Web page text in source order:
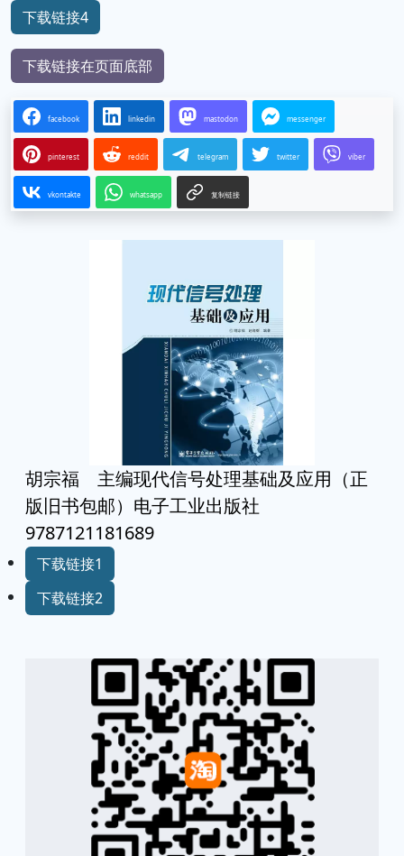
下载链接4
下载链接在页面底部
facebook linkedin mastodon messenger
pinterest reddit telegram twitter viber
vkontakte whatsapp 复制链接
胡宗福 主编现代信号处理基础及应用（正
版旧书包邮）电子工业出版社
9787121181689
下载链接1
下载链接2